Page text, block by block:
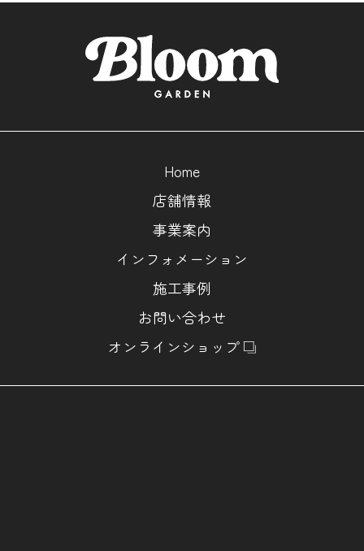
Home
店舗情報
事業案内
インフォメーション
施工事例
お問い合わせ
オンラインショップ